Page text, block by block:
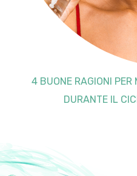
4 BUONE RAGIONI PER
DURANTE IL